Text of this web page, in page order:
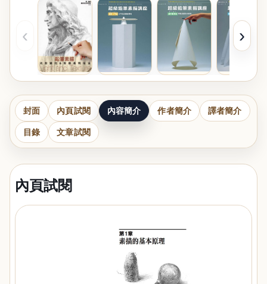
‹ ›
封面 內頁試閱 內容簡介 作者簡介 譯者簡介
目錄 文章試閱
內頁試閱